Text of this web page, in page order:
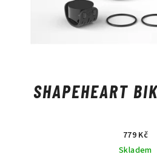
SHAPEHEART
779 Kč
Skladem